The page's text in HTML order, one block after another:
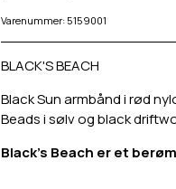
Varenummer: 5159001
BLACK'S BEACH
Black Sun armbånd i rød
Beads i sølv og black
Black's Beach er et